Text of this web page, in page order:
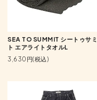
SEA TO SUMMIT シートゥサ
ト エアライトタオルL
3,630円(税込)